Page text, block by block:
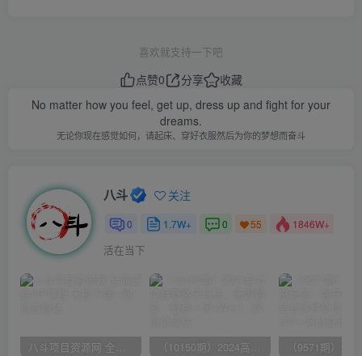
喜欢就支持一下吧
点赞0 分享
收藏
No matter how you feel, get up, dress up and fight for your
dreams.
无论你现在感觉如何，请起床、穿好衣服然后为你的梦想而奋斗
八斗 关注
0 1.7W+ 0 55 1846W+
活在当下
八斗项目资源网 全网正品VIP课程 无损下载~ （10150期）2024高考项目野路子玩法，无限裂变，最高一天1W＋！